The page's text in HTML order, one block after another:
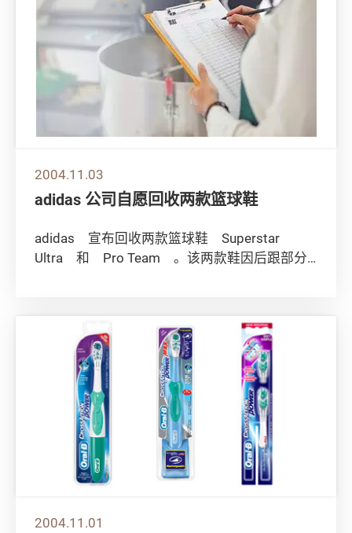
2004.11.03
adidas 公司自愿回收两款篮球鞋
adidas 宣布回收两款篮球鞋 Superstar
Ultra 和 Pro Team 。该两款鞋因后跟部分
2004.11.01